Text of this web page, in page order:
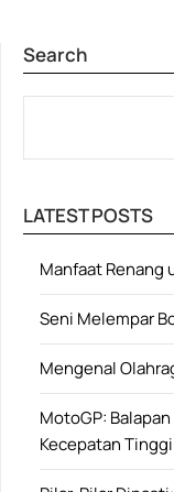
Search
LATEST POSTS
Manfaat Renang
Seni Melempar
Mengenal
MotoGP:
Kecepatan Tinggi